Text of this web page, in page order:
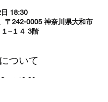
18:30
〒242-0005 神奈川県大和市
−１４ 3階
ついて
19:30